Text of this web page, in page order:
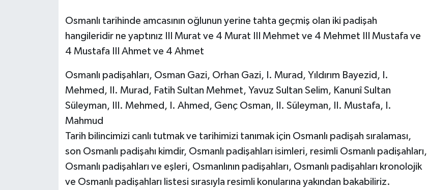
Osmanlı tarihinde amcasının oğlunun yerine tahta geçmiş olan iki padişah
hangileridir ne yaptınız III Murat ve 4 Murat III Mehmet ve 4 Mehmet III Mustafa ve
4 Mustafa III Ahmet ve 4 Ahmet
Osmanlı padişahları, Osman Gazi, Orhan Gazi, I. Murad, Yıldırım Bayezid, I.
Mehmed, II. Murad, Fatih Sultan Mehmet, Yavuz Sultan Selim, Kanunî Sultan
Süleyman, III. Mehmed, I. Ahmed, Genç Osman, II. Süleyman, II. Mustafa, I.
Mahmud
Tarih bilincimizi canlı tutmak ve tarihimizi tanımak için Osmanlı padişah sıralaması,
son Osmanlı padişahı kimdir, Osmanlı padişahları isimleri, resimli Osmanlı padişahları,
Osmanlı padişahları ve eşleri, Osmanlının padişahları, Osmanlı padişahları kronolojik
ve Osmanlı padişahları listesi sırasıyla resimli konularına yakından bakabiliriz.
BİLİMNET
SİVİL TOPLUM
SEÇİM 2014
KİM KİMDİR
ÇEK GÖNDER